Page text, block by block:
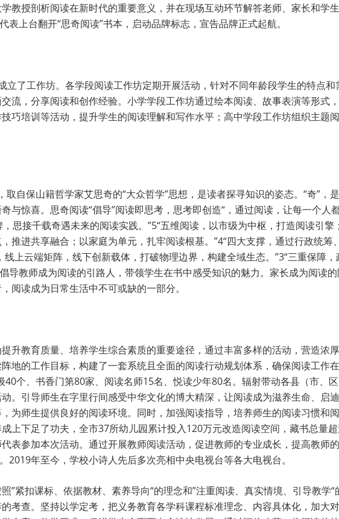
教授剖析阅读在新时代的重要意义，并在现场互动环节解答老师、家长和学
上台翻开“思奇阅读”书本，启动品牌标志，宣告品牌正式起航。
了工作坊。各学段阅读工作坊定期开展活动，针对不同年龄段学生的特点
流，分享阅读和创作经验。小学学段工作坊通过绘本阅读、故事表演等形式
巧培训等活动，提升学生的阅读理解和写作水平；高中学段工作坊组织主题
取自保山籍哲学家艾思奇的“大众哲学”思想，是读者探寻知识的姿态。“奇”，
与惊喜。思奇阅读“倡导”阅读即思考，思考即创造“，通过阅读，让每一个人
思接千载奇遇未来的阅读实践。”5“五维阅读，以市级为中枢，打造阅读引
推进共享融合；以家庭为单元，扎牢阅读根基。”4“四大支撑，通过行政统筹
上云端矩阵，线下创新载体，打破物理边界，构建全域生态。”3“三重保障
导教师成为阅读的引路人，带领学生在书中感受知识的魅力。家长成为阅读
阅读成为日常生活中不可或缺的一部分。
升教育质量、培养学生综合素质的重要途径，通过丰富多样的活动，营造浓
地的工作目标，构建了一套系统且全面的阅读行动规划体系，确保阅读工作
个、书香门第80家、阅读名师15名、悦读少年80名。辐射带动各县（市、
。引导师生在字里行间感受中华文化的博大精深，让阅读成为滋养生命、启
为师生提供良好的阅读环境。同时，加强阅读指导，培养师生的阅读习惯和
上下足了功夫，全市37所幼儿园累计投入120万元改造阅读空间，藏书总量
表参加本次活动。通过开展教师阅读活动，促进教师的专业成长，提高教师
年至今，学校小诗人先后多次亮相中央电视台等各大电视台。
”紧扣课标、依据教材、素养导向“的理念和”注重阅读、真实情境、引导教学
考查。坚持以学定考，把义务教育各学科课程标准理念、内容具体化，加大